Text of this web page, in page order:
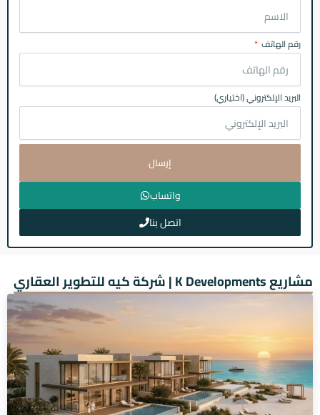
رقم الهاتف
البريد الإلكتروني (اختياري)
إرسال
واتساب
اتصل بنا
مشاريع K Developments | شركة كيه للتطوير العقاري